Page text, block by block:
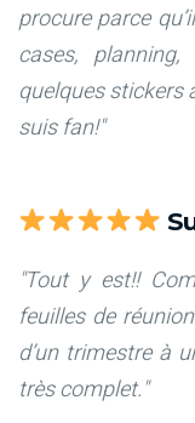
procure parce
cases,
quelques stickers
suis fan!"
"Tout y est!!
feuilles de
d’un trimestre à
très complet."